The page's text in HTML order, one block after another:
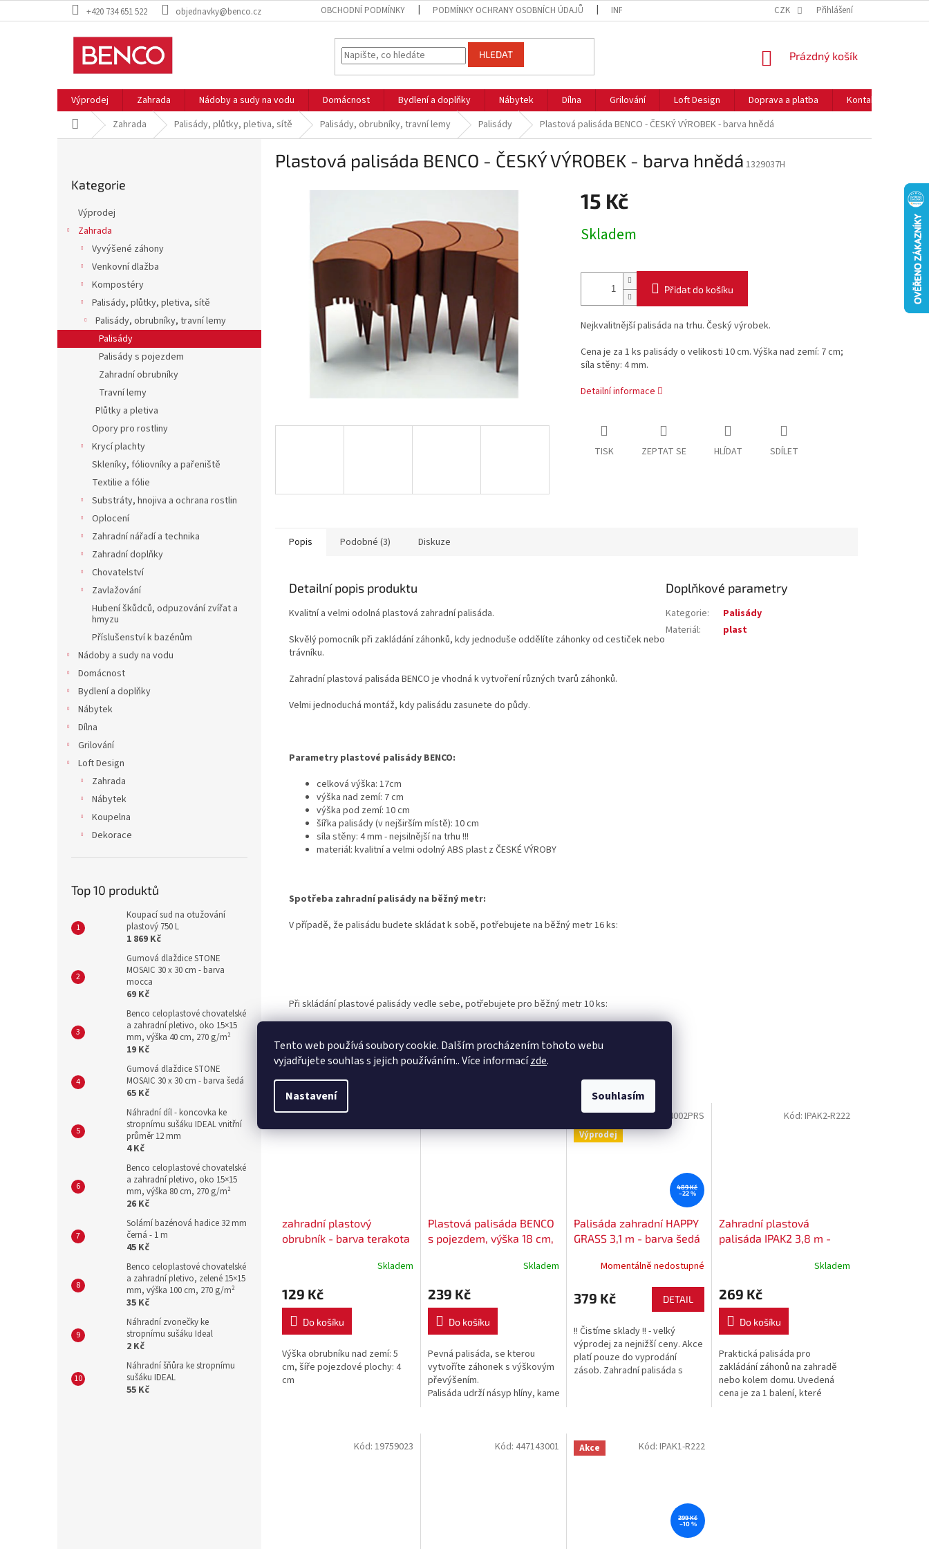
Tento web používá soubory cookie. Dalším procházením tohoto webu
vyjadřujete souhlas s jejich používáním.. Více informacízde.
Nastavení Souhlasím
na
+420 734 651 522 objednavky@benco.cz OBCHODNÍ PODMÍNKY PODMÍNKY OCHRANY OSOBNÍCH ÚDAJŮ INFORMACE O COOKIES NEJČASTĚJŠÍ OTÁZKY
CZK Přihlášení
HLEDAT
NÁKUPNÍ
Prázdný košík
Výprodej Zahrada Nádoby a sudy na vodu Domácnost Bydlení a doplňky Nábytek Dílna Grilování Loft Design Doprava a platba Kontakty
Domů Zahrada Palisády, plůtky, pletiva, sítě Palisády, obrubníky, travní lemy Palisády Plastová palisáda BENCO - ČESKÝ VÝROBEK - barva hnědá
e
l
kategorie
Kategorie
Výprodej
Zahrada
Vyvýšené záhony
Venkovní dlažba
Kompostéry
Palisády, plůtky, pletiva, sítě
Palisády, obrubníky, travní lemy
Palisády
Palisády s pojezdem
Zahradní obrubníky
Travní lemy
Plůtky a pletiva
Opory pro rostliny
Krycí plachty
Skleníky, fóliovníky a pařeniště
Textilie a fólie
Substráty, hnojiva a ochrana rostlin
Oplocení
Zahradní nářadí a technika
Zahradní doplňky
Chovatelství
Zavlažování
Hubení škůdců, odpuzování zvířat a
hmyzu
Příslušenství k bazénům
Nádoby a sudy na vodu
Domácnost
Bydlení a doplňky
Nábytek
Dílna
Grilování
Loft Design
Zahrada
Nábytek
Koupelna
Dekorace
Top 10 produktů
Koupací sud na otužování
plastový 750 L
1 869 Kč
Gumová dlaždice STONE
MOSAIC 30 x 30 cm - barva
mocca
69 Kč
Benco celoplastové chovatelské
a zahradní pletivo, oko 15×15
mm, výška 40 cm, 270 g/m²
19 Kč
Gumová dlaždice STONE
MOSAIC 30 x 30 cm - barva šedá
65 Kč
Náhradní díl - koncovka ke
stropnímu sušáku IDEAL vnitřní
průměr 12 mm
4 Kč
Benco celoplastové chovatelské
a zahradní pletivo, oko 15×15
mm, výška 80 cm, 270 g/m²
26 Kč
Solární bazénová hadice 32 mm
černá - 1 m
45 Kč
Benco celoplastové chovatelské
a zahradní pletivo, zelené 15×15
mm, výška 100 cm, 270 g/m²
35 Kč
Náhradní zvonečky ke
stropnímu sušáku Ideal
2 Kč
Náhradní šňůra ke stropnímu
sušáku IDEAL
55 Kč
Plastová palisáda BENCO - ČESKÝ VÝROBEK - barva hnědá 1329037H
15 Kč
cena:
Skladem
Přidat do košíku
Nejkvalitnější palisáda na trhu. Český výrobek.
Cena je za 1 ks palisády o velikosti 10 cm. Výška nad zemí: 7 cm;
síla stěny: 4 mm.
Detailní informace
TISK ZEPTAT SE HLÍDAT SDÍLET
Popis Podobné (3) Diskuze
Detailní popis produktu
Kvalitní a velmi odolná plastová zahradní palisáda.
Skvělý pomocník při zakládání záhonků, kdy jednoduše oddělíte záhonky od cestiček nebo
trávníku.
Zahradní plastová palisáda BENCO je vhodná k vytvoření různých tvarů záhonků.
Velmi jednoduchá montáž, kdy palisádu zasunete do půdy.
Parametry plastové palisády BENCO:
celková výška: 17cm
výška nad zemí: 7 cm
výška pod zemí: 10 cm
šířka palisády (v nejširším místě): 10 cm
síla stěny: 4 mm - nejsilnější na trhu !!!
materiál: kvalitní a velmi odolný ABS plast z ČESKÉ VÝROBY
Spotřeba zahradní palisády na běžný metr:
V případě, že palisádu budete skládat k sobě, potřebujete na běžný metr 16 ks:
Při skládání plastové palisády vedle sebe, potřebujete pro běžný metr 10 ks:
Doplňkové parametry
Kategorie:
Palisády
Materiál: plast
Související produkty
zahradní plastový
obrubník - barva terakota
Skladem
129 Kč
Do košíku
Výška obrubníku nad zemí: 5
cm, šíře pojezdové plochy: 4
cm
Plastová palisáda BENCO
s pojezdem, výška 18 cm,
Skladem
239 Kč
Do košíku
Pevná palisáda, se kterou
vytvoříte záhonek s výškovým
převýšením.
Palisáda udrží násyp hlíny, kamení nebo kůry.
Výprodej
489 Kč
–22 %
Palisáda zahradní HAPPY
GRASS 3,1 m - barva šedá
Momentálně nedostupné
379 Kč DETAIL
!! Čistíme sklady !! - velký
výprodej za nejnižší ceny. Akce
platí pouze do vyprodání
zásob. Zahradní palisáda s
Kód: 14002PRS
Zahradní plastová
palisáda IPAK2 3,8 m -
Skladem
269 Kč
Do košíku
Praktická palisáda pro
zakládání záhonů na zahradě
nebo kolem domu. Uvedená
cena je za 1 balení, které
Kód: IPAK2-R222
Kód: 19759023 Kód: 447143001 Akce
299 Kč
–10 %
Kód:IPAK1-R222